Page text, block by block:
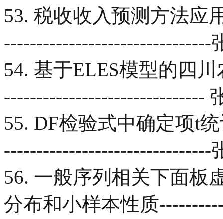
53. 税收收入预测方法应
--------------------------------
54. 基于ELES模型的四
-------------------------------
55. DF检验式中确定项t
--------------------------------
56. 一般序列相关下面
分布和小样本性质